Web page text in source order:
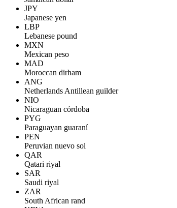
JPY
Japanese yen
LBP
Lebanese pound
MXN
Mexican peso
MAD
Moroccan dirham
ANG
Netherlands Antillean guilder
NIO
Nicaraguan córdoba
PYG
Paraguayan guaraní
PEN
Peruvian nuevo sol
QAR
Qatari riyal
SAR
Saudi riyal
ZAR
South African rand